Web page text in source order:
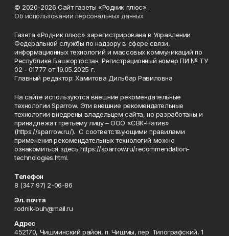
© 2020-2026 Сайт газеты «Родник плюс» .
Об использовании персональных данных
Газета «Родник плюс» зарегистрирована в Управлении
Федеральной службы по надзору в сфере связи,
информационных технологий и массовых коммуникаций по
Республике Башкортостан. Регистрационный номер ПИ № ТУ
02 - 01777 от 19.05.2025 г.
Главный редактор: Хамитова Дильбар Равиловна
На сайте используются внешние рекомендательные
технологии Sparrow. Эти внешние рекомендательные
технологии внедрены владельцем сайта, но разработаны и
принадлежат третьему лицу – ООО «СВК-Натив»
(https://sparrow.ru/). С соответствующими правилами
применения рекомендательных технологий можно
ознакомиться здесь https://sparrow.ru/recommendation-
technologies.html.
Телефон
8 (347 97) 2-06-86
Эл. почта
rodnik-buh@mail.ru
Адрес
452170, Чишминский район, п. Чишмы, пер. Типографский, 1